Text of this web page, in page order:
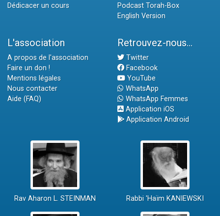
Dédicacer un cours
Podcast Torah-Box
English Version
L'association
A propos de l'association
Faire un don !
Mentions légales
Nous contacter
Aide (FAQ)
Retrouvez-nous...
Twitter
Facebook
YouTube
WhatsApp
WhatsApp Femmes
Application iOS
Application Android
Rav Aharon L. STEINMAN Rabbi 'Haïm KANIEWSKI